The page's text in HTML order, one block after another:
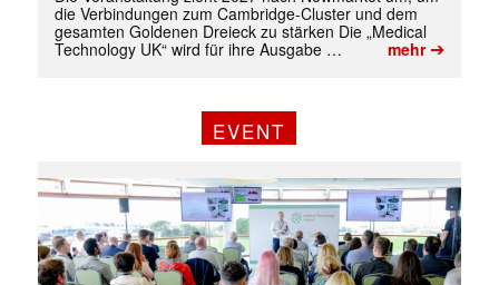
✕
die Verbindungen zum Cambridge-Cluster und dem
gesamten Goldenen Dreieck zu stärken Die „Medical
Technology UK“ wird für ihre Ausgabe …
mehr➔
EVENT